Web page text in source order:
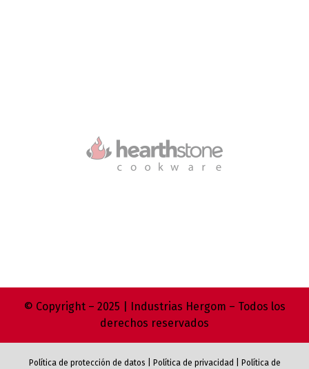
© Copyright – 2025 | Industrias Hergom – Todos los
derechos reservados
Política de protección de datos Política de privacidad
Política de